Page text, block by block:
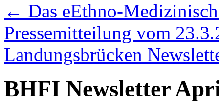
← Das eEthno-
Pressemitteilung vom
Landungsbrücken
BHFI Newsletter